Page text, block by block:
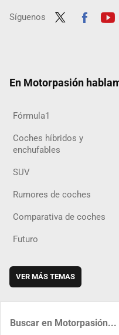
Síguenos
En Motorpasión
Fórmula1
Coches híbridos y
enchufables
SUV
Rumores de coches
Comparativa de coches
Futuro
VER MÁS TEMAS